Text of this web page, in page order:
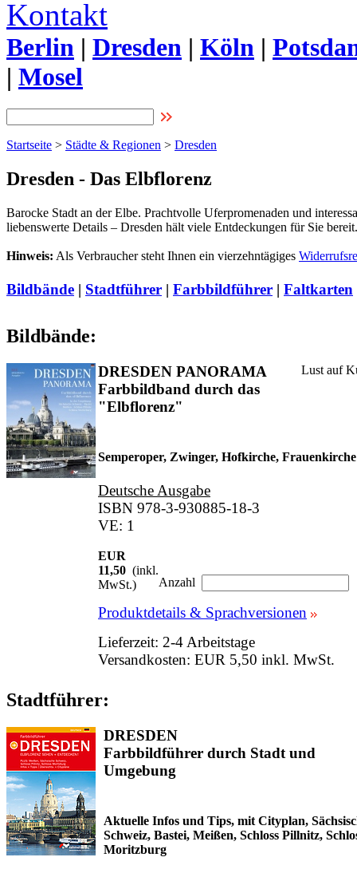
Kontakt
Berlin | Dresden | Köln |
| Mosel
Startseite > Städte & Regionen > Dresden
Dresden - Das Elbflorenz
Barocke Stadt an der Elbe. Prachtvolle Uferpromenaden und
liebenswerte Details – Dresden hält viele Entdeckungen für Sie bereit.
Hinweis: Als Verbraucher steht Ihnen ein vierzehntägiges
Bildbände | Stadtführer | Farbbildführer | Faltkarten
Bildbände:
DRESDEN PANORAMA
Farbbildband durch das
"Elbflorenz"
Lust auf
Semperoper, Zwinger, Hofkirche, Frauenkirche
Deutsche Ausgabe
ISBN 978-3-930885-18-3
VE: 1
EUR
11,50 (inkl.
MwSt.)
Anzahl
Produktdetails & Sprachversionen
Lieferzeit: 2-4 Arbeitstage
Versandkosten: EUR 5,50 inkl. MwSt.
Stadtführer:
DRESDEN
Farbbildführer durch Stadt und
Umgebung
Aktuelle Infos und Tips, mit Cityplan,
Schweiz, Bastei, Meißen, Schloss Pillnitz,
Moritzburg